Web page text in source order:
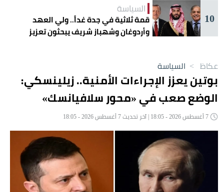
10
السياسة
قمة ثلاثية في جدة غداً.. ولي العهد
وأردوغان وشهباز شريف يبحثون تعزيز
عكاظ > السياسة
بوتين يعزز الإجراءات الأمنية.. زيلينسكي:
الوضع صعب في «محور سلافيانسك»